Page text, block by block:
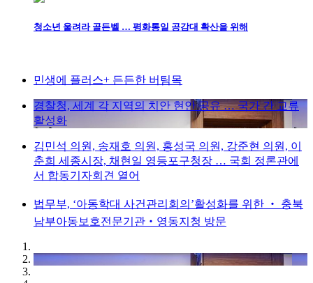
청소년 울려라 골든벨 … 평화통일 공감대 확산을 위해
민생에 플러스+ 든든한 버팀목
경찰청, 세계 각 지역의 치안 현안 공유 … 국가 간 교류
활성화
김민석 의원, 송재호 의원, 홍성국 의원, 강준현 의원, 이
춘희 세종시장, 채현일 영등포구청장 … 국회 정론관에
서 합동기자회견 열어
법무부, ‘아동학대 사건관리회의’활성화를 위한 ‧ 충북
남부아동보호전문기관‧영동지청 방문